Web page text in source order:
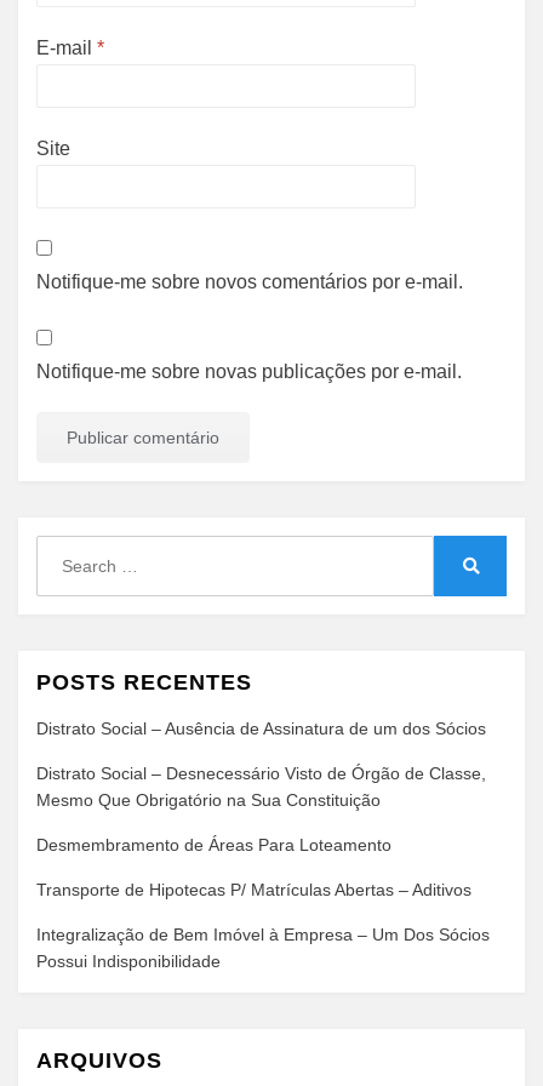
E-mail *
Site
Notifique-me sobre novos comentários por e-mail.
Notifique-me sobre novas publicações por e-mail.
POSTS RECENTES
Distrato Social – Ausência de Assinatura de um dos Sócios
Distrato Social – Desnecessário Visto de Órgão de Classe,
Mesmo Que Obrigatório na Sua Constituição
Desmembramento de Áreas Para Loteamento
Transporte de Hipotecas P/ Matrículas Abertas – Aditivos
Integralização de Bem Imóvel à Empresa – Um Dos Sócios
Possui Indisponibilidade
ARQUIVOS